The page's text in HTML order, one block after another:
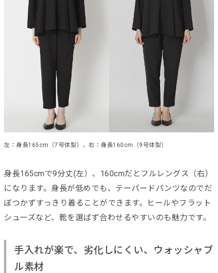
左：身長165cm（7号体型）、右：身長160cm（9号体型）
身長165cmで9分丈(左）、160cmだとフルレングス（右）
になります。身長が低めでも、テーパードパンツなのでだ
ぼつかずすっきり着ることができます。ヒールやフラット
シューズなど、靴を選ばず合わせるやすいのも魅力です。
手入れが楽で、劣化しにくい、ウォッシャブ
ル素材